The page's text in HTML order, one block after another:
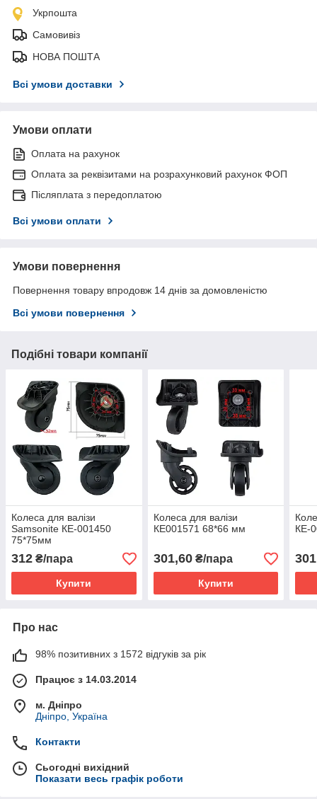
Укрпошта
Самовивіз
НОВА ПОШТА
Всі умови доставки
Умови оплати
Оплата на рахунок
Оплата за реквізитами на розрахунковий рахунок ФОП
Післяплата з передоплатою
Всі умови оплати
Умови повернення
Повернення товару впродовж 14 днів за домовленістю
Всі умови повернення
Подібні товари компанії
Колеса для валізи
Samsonite КЕ-001450
75*75мм
312 ₴/пара
Купити
Колеса для валізи
КЕ001571 68*66 мм
301,60₴/пара
Купити
КЕ-
Про нас
98% позитивних з 1572 відгуків за рік
Працює з 14.03.2014
м. Дніпро
Дніпро, Україна
Контакти
Сьогодні вихідний
Показати весь графік роботи